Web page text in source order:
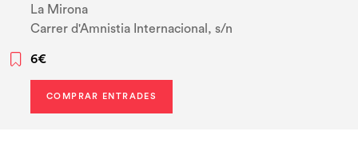
La Mirona
Carrer d'Amnistia Internacional, s/n
6€
COMPRAR ENTRADES